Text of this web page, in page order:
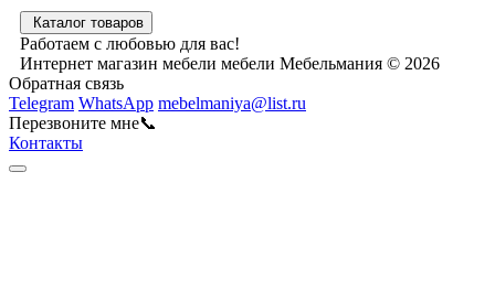
Каталог товаров
Работаем с любовью для вас!
Интернет магазин мебели мебели Мебельмания © 2026
Обратная связь
Telegram WhatsApp mebelmaniya@list.ru
Перезвоните мне📞
Контакты